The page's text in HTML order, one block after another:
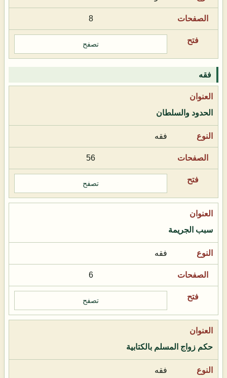
8
تصفح
فقه
الحدود والسلطان
فقه
56
تصفح
سبب الجريمة
فقه
6
تصفح
حكم زواج المسلم بالكتابية
فقه